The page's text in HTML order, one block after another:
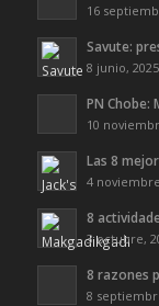
16
Savute:
8 junio,
PN Chobe:
10
Las 8
4
8
3 octubre,
8 razones
8